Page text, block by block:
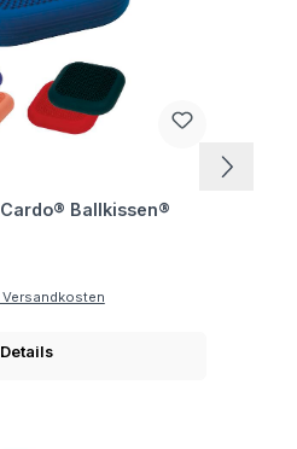
Ballkissen®
Versandkosten
Details